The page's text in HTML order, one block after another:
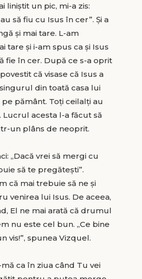
liniștit un pic, mi-a zis:
să fiu cu Isus în cer”. Și a
și mai tare. L-am
tare și i-am spus ca și Isus
fie în cer. După ce s-a oprit
că visase că Isus a
din toată casa lui
pământ. Toți ceilalți au
Lucrul acesta l-a făcut să
un plâns de neoprit.
„Dacă vrei să mergi cu
să te pregătești”.
că mai trebuie să ne și
venirea lui Isus. De aceea,
El ne mai arată că drumul
nu este cel bun. „Ce bine
vis!”, spunea Vizquel.
ca în ziua când Tu vei